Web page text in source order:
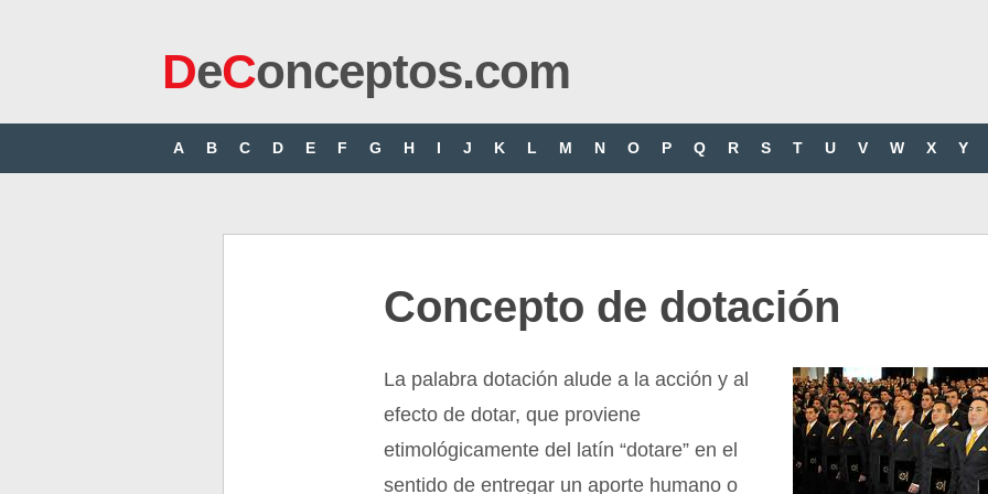
DeConceptos.com
A B C D E F G H I J K L M N O P Q R S T U V W X Y
Concepto de dotación
La palabra dotación alude a la acción y al
efecto de dotar, que proviene
etimológicamente del latín “dotare” en el
sentido de entregar un aporte humano o